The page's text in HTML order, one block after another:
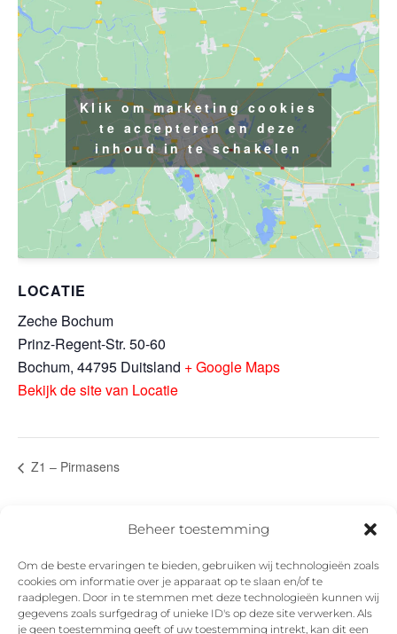
Beheer toestemming
Om de beste ervaringen te bieden, gebruiken wij technologieën zoals
cookies om informatie over je apparaat op te slaan en/of te
raadplegen. Door in te stemmen met deze technologieën kunnen wij
gegevens zoals surfgedrag of unieke ID's op deze site verwerken. Als
je geen toestemming geeft of uw toestemming intrekt, kan dit een
LOCATIE
Zeche Bochum
Prinz-Regent-Str. 50-60
Bochum, 44795 Duitsland + Google Maps
Bekijk de site van Locatie
Klik om marketing cookies
te accepteren en deze
inhoud in te schakelen
Z1 – Pirmasens
Facebook
Instagram
Twitter
YouTube